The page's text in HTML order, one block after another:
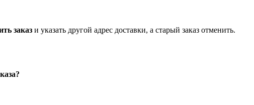
заказ и указать другой адрес доставки, а старый заказ отменить.